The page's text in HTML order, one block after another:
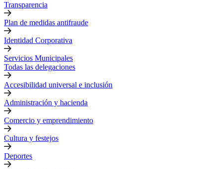
Transparencia
Plan de medidas antifraude
Identidad Corporativa
Servicios Municipales
Todas las delegaciones
Accesibilidad universal e inclusión
Administración y hacienda
Comercio y emprendimiento
Cultura y festejos
Deportes